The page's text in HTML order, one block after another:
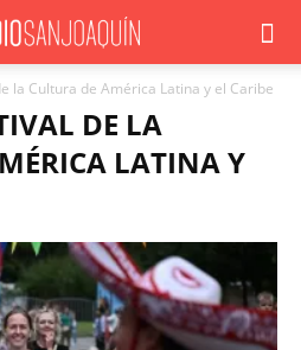
la Cultura de América Latina y el Caribe
DE LA
LATINA Y